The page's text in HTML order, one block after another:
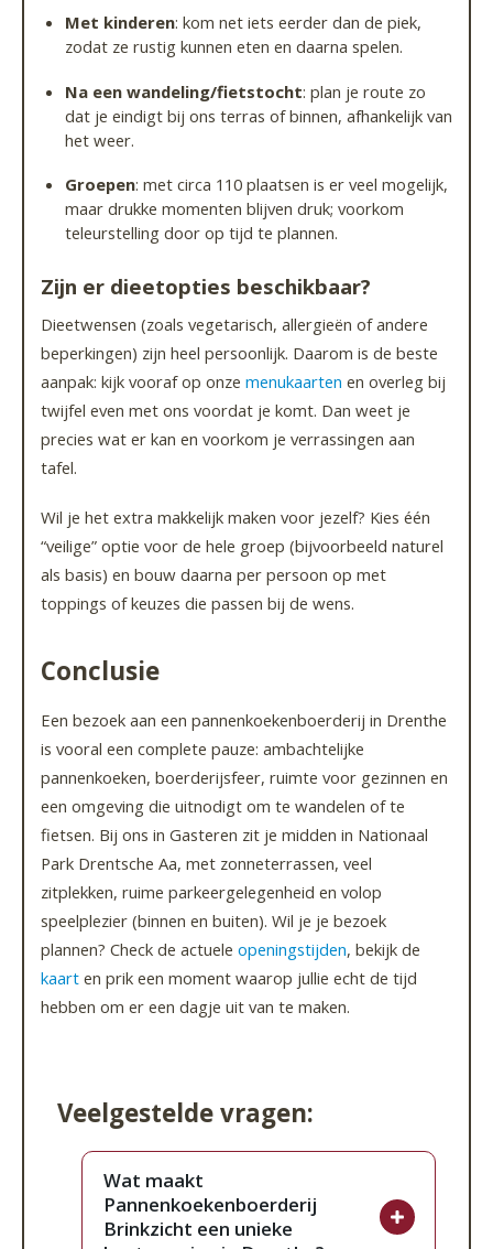
Met kinderen: kom net iets eerder dan de piek,
zodat ze rustig kunnen eten en daarna spelen.
Na een wandeling/fietstocht: plan je route zo
dat je eindigt bij ons terras of binnen, afhankelijk van
het weer.
Groepen: met circa 110 plaatsen is er veel mogelijk,
maar drukke momenten blijven druk; voorkom
teleurstelling door op tijd te plannen.
Zijn er dieetopties beschikbaar?
Dieetwensen (zoals vegetarisch, allergieën of andere
beperkingen) zijn heel persoonlijk. Daarom is de beste
aanpak: kijk vooraf op onze menukaarten en overleg bij
twijfel even met ons voordat je komt. Dan weet je
precies wat er kan en voorkom je verrassingen aan
tafel.
Wil je het extra makkelijk maken voor jezelf? Kies één
“veilige” optie voor de hele groep (bijvoorbeeld naturel
als basis) en bouw daarna per persoon op met
toppings of keuzes die passen bij de wens.
Conclusie
Een bezoek aan een pannenkoekenboerderij in Drenthe
is vooral een complete pauze: ambachtelijke
pannenkoeken, boerderijsfeer, ruimte voor gezinnen en
een omgeving die uitnodigt om te wandelen of te
fietsen. Bij ons in Gasteren zit je midden in Nationaal
Park Drentsche Aa, met zonneterrassen, veel
zitplekken, ruime parkeergelegenheid en volop
speelplezier (binnen en buiten). Wil je je bezoek
plannen? Check de actuele openingstijden, bekijk de
kaarten prik een moment waarop jullie echt de tijd
hebben om er een dagje uit van te maken.
Veelgestelde vragen:
Wat maakt
Pannenkoekenboerderij
Brinkzicht een unieke